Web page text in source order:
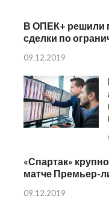
В ОПЕК+ решили
сделки по
09.12.2019
«Спартак»
матче Премьер-
09.12.2019